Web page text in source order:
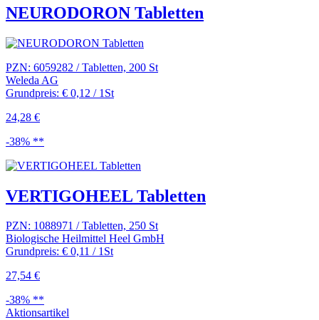
NEURODORON Tabletten
PZN: 6059282 / Tabletten, 200 St
Weleda AG
Grundpreis: € 0,12 / 1St
24,28 €
-38% **
VERTIGOHEEL Tabletten
PZN: 1088971 / Tabletten, 250 St
Biologische Heilmittel Heel GmbH
Grundpreis: € 0,11 / 1St
27,54 €
-38% **
Aktionsartikel